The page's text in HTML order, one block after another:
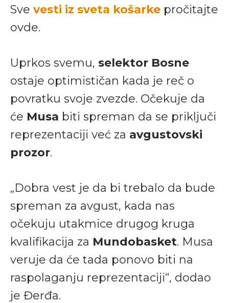
Sve vesti iz sveta košarke pročitajte
ovde.
Uprkos svemu, selektor Bosne
ostaje optimističan kada je reč o
povratku svoje zvezde. Očekuje da
će Musa biti spreman da se priključi
reprezentaciji već za avgustovski
prozor.
„Dobra vest je da bi trebalo da bude
spreman za avgust, kada nas
očekuju utakmice drugog kruga
kvalifikacija za Mundobasket. Musa
veruje da će tada ponovo biti na
raspolaganju reprezentaciji“, dodao
je Đerđa.